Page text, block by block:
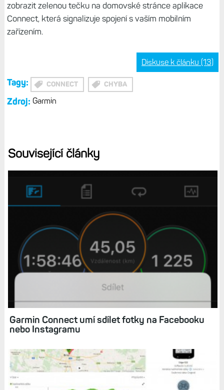
zobrazit zelenou tečku na domovské stránce aplikace
Connect, která signalizuje spojení s vaším mobilním
zařízením.
Diskuse k článku (13)
Tagy: CONNECT CHYBA
Zdroj: Garmin
Související články
Garmin Connect umí sdílet fotky na Facebooku
nebo Instagramu